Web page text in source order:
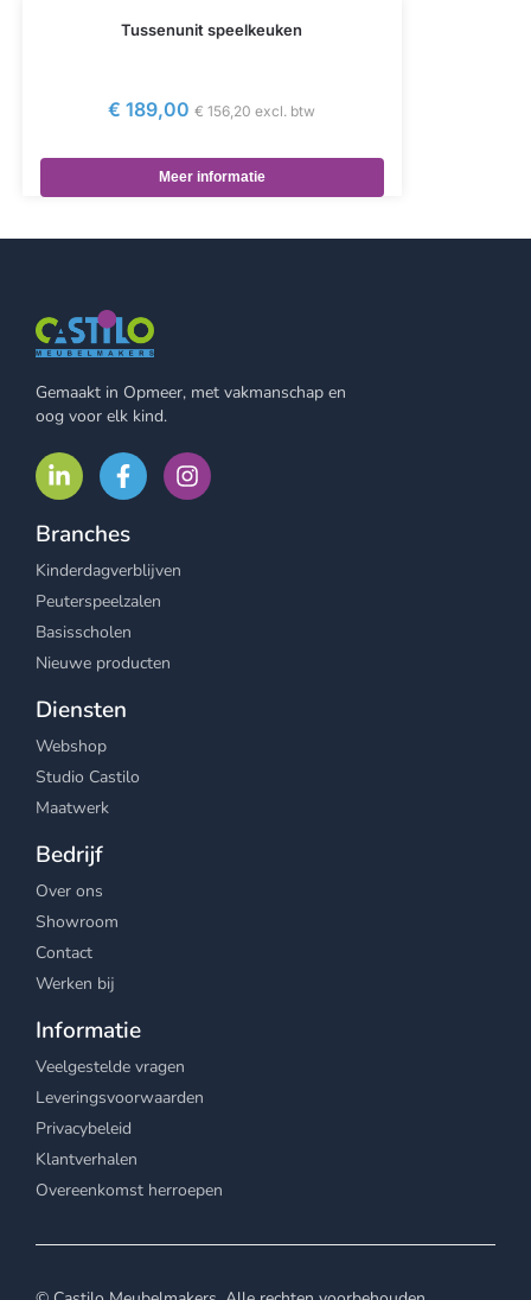
Tussenunit speelkeuken
€ 189,00 € 156,20 excl. btw
Meer informatie
Gemaakt in Opmeer, met vakmanschap en
oog voor elk kind.
Branches
Kinderdagverblijven
Peuterspeelzalen
Basisscholen
Nieuwe producten
Diensten
Webshop
Studio Castilo
Maatwerk
Bedrijf
Over ons
Showroom
Contact
Werken bij
Informatie
Veelgestelde vragen
Leveringsvoorwaarden
Privacybeleid
Klantverhalen
Overeenkomst herroepen